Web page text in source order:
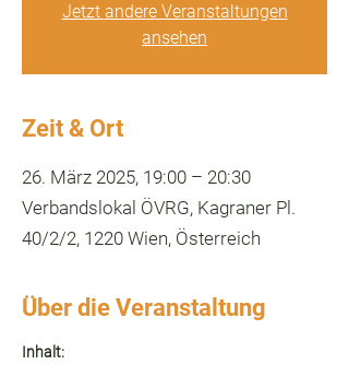
Jetzt andere Veranstaltungen
ansehen
Zeit & Ort
26. März 2025, 19:00 – 20:30
Verbandslokal ÖVRG, Kagraner Pl.
40/2/2, 1220 Wien, Österreich
Über die Veranstaltung
Inhalt: